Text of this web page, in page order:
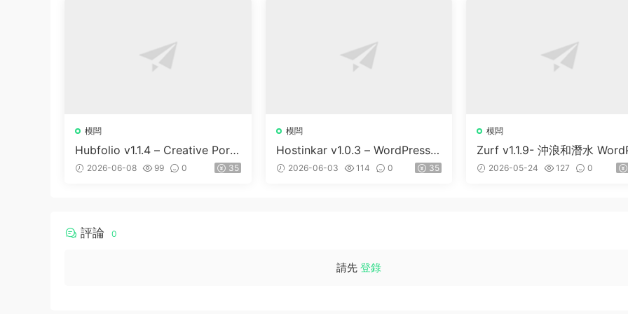
模闆
Hubfolio v1.1.4 – Creative Portf
olio & Digital Agency WordPre
2026-06-08 99 0 35
模闆
Hostinkar v1.0.3 – WordPress &
WHMCS 主題
2026-06-03 114 0 35
模闆
Zurf v1.1.9- 沖浪和潛水
ess主題
2026-05-24 127 0
評論 0
請先 登錄